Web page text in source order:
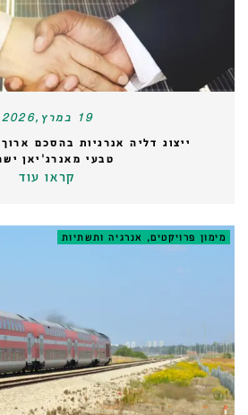
19 במרץ,2026
ייצוג דליה אנרגיות בהסכם
טבעי מאנרג'יאן
קראו עוד
מימון פרויקטים, אנרגיה ותשתיות